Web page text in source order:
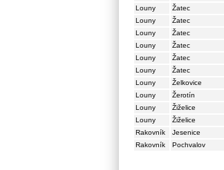
Louny
Žatec
Louny
Žatec
Louny
Žatec
Louny
Žatec
Louny
Žatec
Louny
Žatec
Louny
Želkovice
Louny
Žerotín
Louny
Žiželice
Louny
Žiželice
Rakovník
Jesenice
Rakovník
Pochvalov